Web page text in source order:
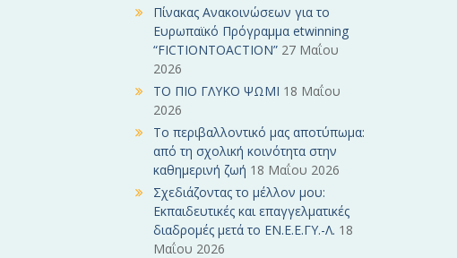
Πίνακας Ανακοινώσεων για το
Ευρωπαϊκό Πρόγραμμα etwinning
“FICTIONTOACTION” 27 Μαΐου
2026
ΤΟ ΠΙΟ ΓΛΥΚΟ ΨΩΜΙ 18 Μαΐου
2026
Το περιβαλλοντικό μας αποτύπωμα:
από τη σχολική κοινότητα στην
καθημερινή ζωή 18 Μαΐου 2026
Σχεδιάζοντας το μέλλον μου:
Εκπαιδευτικές και επαγγελματικές
διαδρομές μετά το ΕΝ.Ε.Ε.ΓΥ.-Λ. 18
Μαΐου 2026